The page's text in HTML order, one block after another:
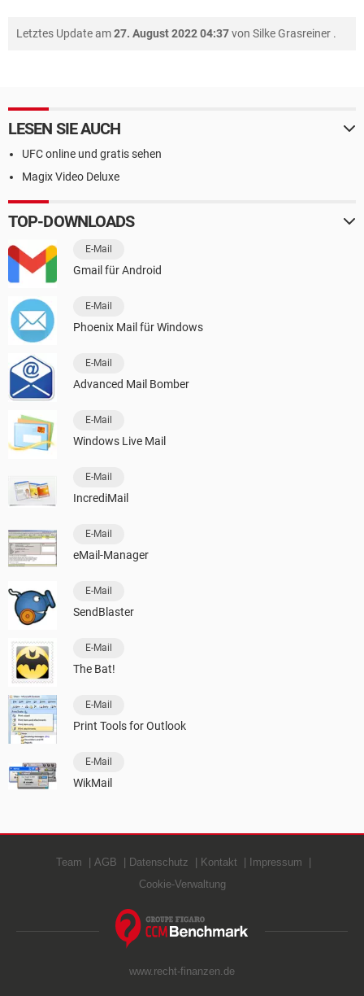
Letztes Update am27. August 2022 04:37von Silke Grasreiner .
LESEN SIE AUCH
UFC online und gratis sehen
Magix Video Deluxe
TOP-DOWNLOADS
E-Mail
Gmail für Android
E-Mail
Phoenix Mail für Windows
E-Mail
Advanced Mail Bomber
E-Mail
Windows Live Mail
E-Mail
IncrediMail
E-Mail
eMail-Manager
E-Mail
SendBlaster
E-Mail
The Bat!
E-Mail
Print Tools for Outlook
E-Mail
WikMail
Team AGB Datenschutz Kontakt
Impressum
Cookie-Verwaltung
www.recht-finanzen.de